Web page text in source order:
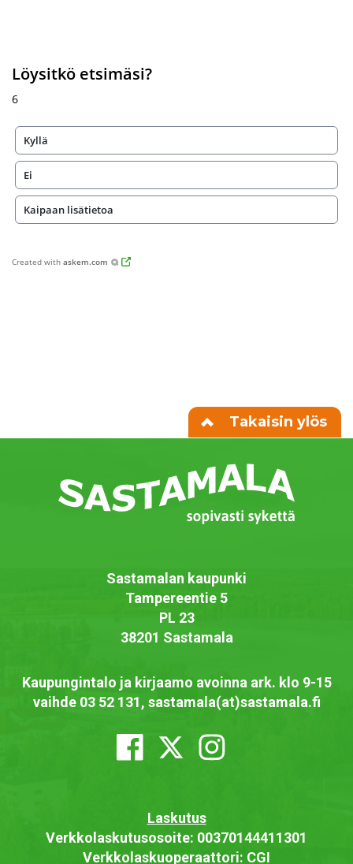
Löysitkö etsimäsi?
6
Kyllä
Ei
Kaipaan lisätietoa
Created with askem.com
Takaisin ylös
Sastamalan kaupunki
Tampereentie 5
PL 23
38201 Sastamala
Kaupungintalo ja kirjaamo avoinna ark. klo 9-15
vaihde 03 52 131, sastamala(at)sastamala.fi
Laskutus
Verkkolaskutusosoite: 00370144411301
Verkkolaskuoperaattori: CGI